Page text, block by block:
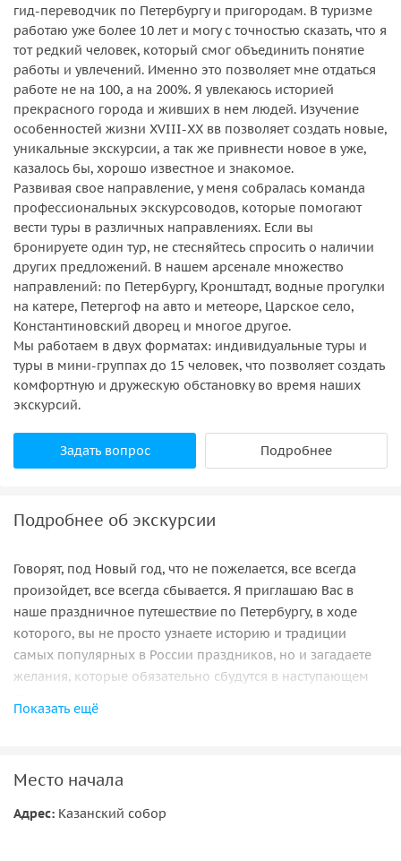
гид-переводчик по Петербургу и пригородам. В туризме
работаю уже более 10 лет и могу с точностью сказать, что я
тот редкий человек, который смог объединить понятие
работы и увлечений. Именно это позволяет мне отдаться
работе не на 100, а на 200%. Я увлекаюсь историей
прекрасного города и живших в нем людей. Изучение
особенностей жизни XVIII-XX вв позволяет создать новые,
уникальные экскурсии, а так же привнести новое в уже,
казалось бы, хорошо известное и знакомое.
Развивая свое направление, у меня собралась команда
профессиональных экскурсоводов, которые помогают
вести туры в различных направлениях. Если вы
бронируете один тур, не стесняйтесь спросить о наличии
других предложений. В нашем арсенале множество
направлений: по Петербургу, Кронштадт, водные прогулки
на катере, Петергоф на авто и метеоре, Царское село,
Константиновский дворец и многое другое.
Мы работаем в двух форматах: индивидуальные туры и
туры в мини-группах до 15 человек, что позволяет создать
комфортную и дружескую обстановку во время наших
экскурсий.
Задать вопрос Подробнее
Подробнее об экскурсии
Говорят, под Новый год, что не пожелается, все всегда
произойдет, все всегда сбывается. Я приглашаю Вас в
наше праздничное путешествие по Петербургу, в ходе
которого, вы не просто узнаете историю и традиции
самых популярных в России праздников, но и загадаете
желания, которые обязательно сбудутся в наступающем
декабря. В то время как, Новый год отмечался
Показать ещё
Место начала
Адрес: Казанский собор